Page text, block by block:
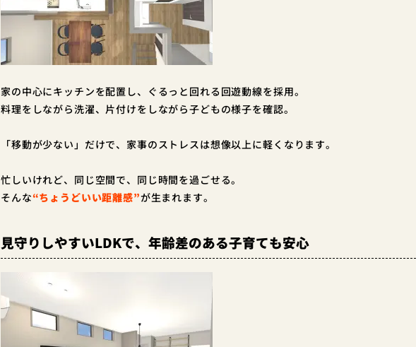
家の中心にキッチンを配置し、ぐるっと回れる回遊動線を採用。
料理をしながら洗濯、片付けをしながら子どもの様子を確認。
「移動が少ない」だけで、家事のストレスは想像以上に軽くなります。
忙しいけれど、同じ空間で、同じ時間を過ごせる。
そんな“ちょうどいい距離感”が生まれます。
見守りしやすいLDKで、年齢差のある子育ても安心